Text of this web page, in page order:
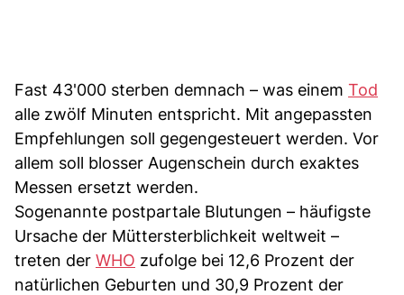
Fast 43'000 sterben demnach – was einem Tod
alle zwölf Minuten entspricht. Mit angepassten
Empfehlungen soll gegengesteuert werden. Vor
allem soll blosser Augenschein durch exaktes
Messen ersetzt werden.
Sogenannte postpartale Blutungen – häufigste
Ursache der Müttersterblichkeit weltweit –
treten der WHO zufolge bei 12,6 Prozent der
natürlichen Geburten und 30,9 Prozent der